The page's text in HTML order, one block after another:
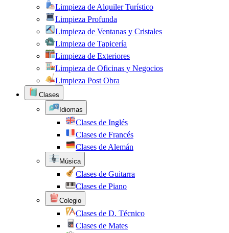
Limpieza de Alquiler Turístico
Limpieza Profunda
Limpieza de Ventanas y Cristales
Limpieza de Tapicería
Limpieza de Exteriores
Limpieza de Oficinas y Negocios
Limpieza Post Obra
Clases
Idiomas
Clases de Inglés
Clases de Francés
Clases de Alemán
Música
Clases de Guitarra
Clases de Piano
Colegio
Clases de D. Técnico
Clases de Mates